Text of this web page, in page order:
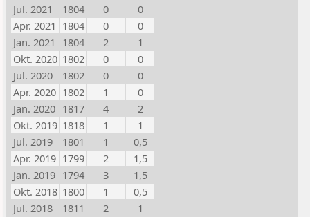
Jul. 2021
1804 0
0
Apr. 2021 1804 0
0
Jan. 2021
1804 2
1
Okt. 2020 1802 0
0
Jul. 2020
1802 0
0
Apr. 2020 1802 1
0
Jan. 2020 1817 4
2
Okt. 2019 1818 1
1
Jul. 2019
1801 1
0,5
Apr. 2019 1799 2
1,5
Jan. 2019 1794 3
1,5
Okt. 2018 1800 1
0,5
Jul. 2018
1811 2
1